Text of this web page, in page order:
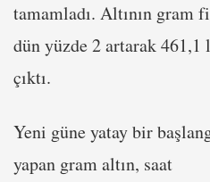
tamamladı. Altının gram
dün yüzde 2 artarak 461,1
çıktı.
Yeni güne yatay bir
yapan gram altın, saat